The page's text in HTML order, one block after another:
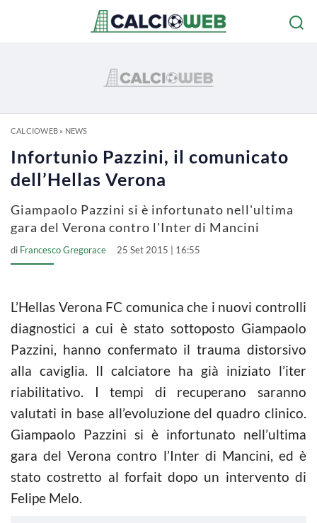
CALCIOWEB» NEWS
Infortunio Pazzini, il comunicato
dell’Hellas Verona
Giampaolo Pazzini si è infortunato nell'ultima
gara del Verona contro l'Inter di Mancini
di Francesco Gregorace 25 Set 2015 | 16:55
L’Hellas Verona FC comunica che i nuovi controlli
diagnostici a cui è stato sottoposto Giampaolo
Pazzini, hanno confermato il trauma distorsivo
alla caviglia. Il calciatore ha già iniziato l’iter
riabilitativo. I tempi di recuperano saranno
valutati in base all’evoluzione del quadro clinico.
Giampaolo Pazzini si è infortunato nell’ultima
gara del Verona contro l’Inter di Mancini, ed è
stato costretto al forfait dopo un intervento di
Felipe Melo.